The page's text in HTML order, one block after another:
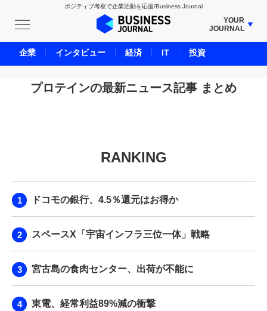
ポジティブ考察で企業活動を応援/Business Journal
YOUR
JOURNAL
BUSINESS JOURNAL
UNICORN JOURNAL
CARBON CREDITS JOURNAL
LIFE ENDING JOURNAL
BPaaS JOURNAL
プロテインの最新ニュース記事 まとめ
RANKING
ドコモの銀行、4.5％還元はお得か
スペースX「宇宙インフラ三位一体」戦略
宮古島の食肉センター、出荷が不能に
東電、経常利益89%減の衝撃
企業 インタビュー 経済 IT 投資